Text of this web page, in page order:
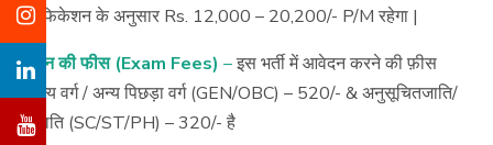
नोटिफिकेशन के अनुसार Rs. 12,000 – 20,200/- P/M रहेगा |
आवेदन की फीस (Exam Fees) –इस भर्ती में आवेदन करने की फ़ीस
सामान्य वर्ग / अन्य पिछड़ा वर्ग (GEN/OBC) – 520/- & अनुसूचितजाति/
जनजाति (SC/ST/PH) – 320/- है